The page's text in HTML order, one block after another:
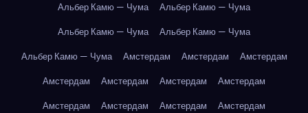
Альбер Камю — Чума
Альбер Камю — Чума
Альбер Камю — Чума
Альбер Камю — Чума
Альбер Камю — Чума
Амстердам Амстердам
Амстердам
Амстердам
Амстердам Амстердам
Амстердам
Амстердам
Амстердам Амстердам
Амстердам